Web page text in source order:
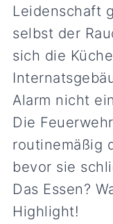
Leidenschaft
selbst der
sich die
Alarm nicht
Die
routinemäßig
bevor sie
Das Essen?
Highlight!